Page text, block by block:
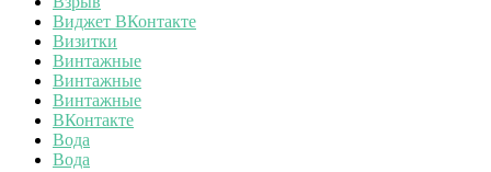
Виджет ВКонтакте
Визитки
Винтажные
Винтажные
Винтажные
ВКонтакте
Вода
Вода